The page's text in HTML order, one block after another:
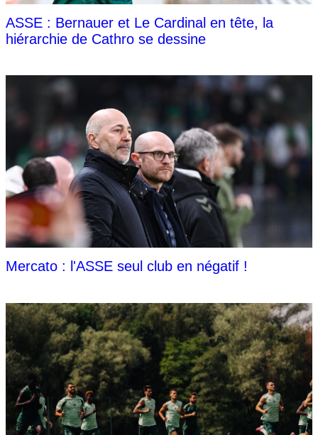
ASSE : Bernauer et Le Cardinal en tête, la
hiérarchie de Cathro se dessine
Mercato : l'ASSE seul club en négatif !